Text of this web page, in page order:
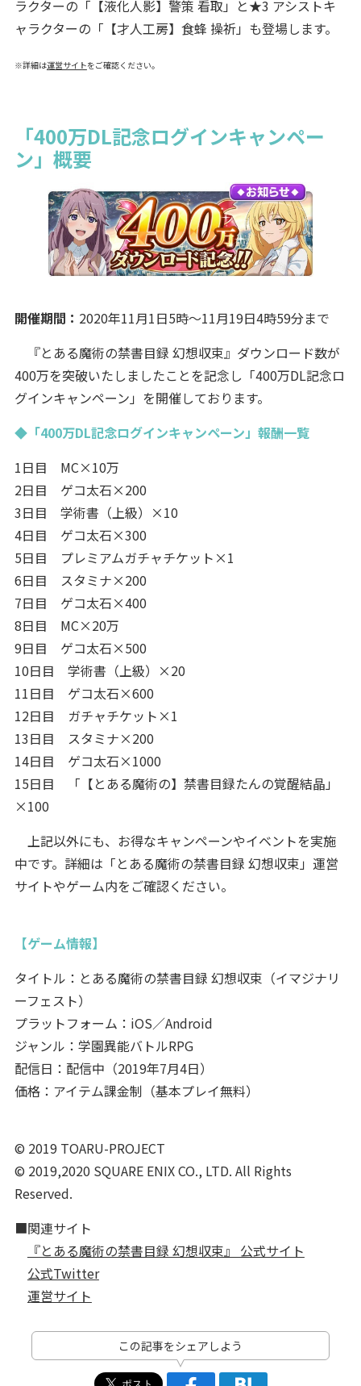
ラクターの「【液化人影】警策 看取」と★3 アシストキ
ャラクターの「【才人工房】食蜂 操祈」も登場します。
※詳細は運営サイトをご確認ください。
「400万DL記念ログインキャンペー
ン」概要
開催期間： 2020年11月1日5時～11月19日4時59分まで
『とある魔術の禁書目録 幻想収束』ダウンロード数が
400万を突破いたしましたことを記念し「400万DL記念ロ
グインキャンペーン」を開催しております。
◆「400万DL記念ログインキャンペーン」報酬一覧
1日目 MC×10万
2日目 ゲコ太石×200
3日目 学術書（上級）×10
4日目 ゲコ太石×300
5日目 プレミアムガチャチケット×1
6日目 スタミナ×200
7日目 ゲコ太石×400
8日目 MC×20万
9日目 ゲコ太石×500
10日目 学術書（上級）×20
11日目 ゲコ太石×600
12日目 ガチャチケット×1
13日目 スタミナ×200
14日目 ゲコ太石×1000
15日目 「【とある魔術の】禁書目録たんの覚醒結晶」
×100
上記以外にも、お得なキャンペーンやイベントを実施
中です。詳細は「とある魔術の禁書目録 幻想収束」運営
サイトやゲーム内をご確認ください。
【ゲーム情報】
タイトル：とある魔術の禁書目録 幻想収束（イマジナリ
ーフェスト）
プラットフォーム：iOS／Android
ジャンル：学園異能バトルRPG
配信日：配信中（2019年7月4日）
価格：アイテム課金制（基本プレイ無料）
© 2019 TOARU-PROJECT
© 2019,2020 SQUARE ENIX CO., LTD. All Rights
Reserved.
■関連サイト
『とある魔術の禁書目録 幻想収束』 公式サイト
公式Twitter
運営サイト
この記事をシェアしよう